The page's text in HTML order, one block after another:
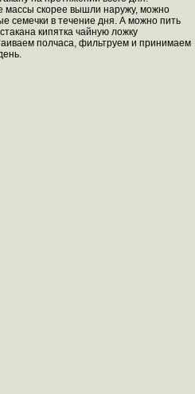
массы скорее вышли наружу, можно
семечки в течение дня. А можно пить
кипятка чайную ложку
полчаса, фильтруем и принимаем